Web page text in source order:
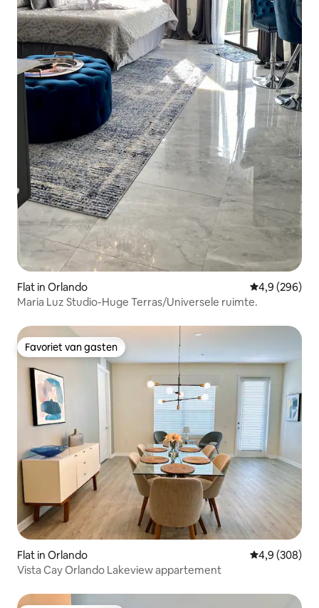
Flat in Orlando Gemiddelde
4,9 (296)
Maria Luz Studio-Huge Terras/Universele ruimte.
Favoriet van gasten
Favoriet van gasten
Flat in Orlando Gemiddelde
4,9 (308)
Vista Cay Orlando Lakeview appartement